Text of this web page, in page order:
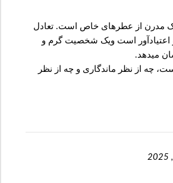
مدرن از عطرهای خاص است. تعادل
اعتیادآور است ویک شخصیت گرم و
میدهد.
چه از نظر ماندگاری و چه از نظر